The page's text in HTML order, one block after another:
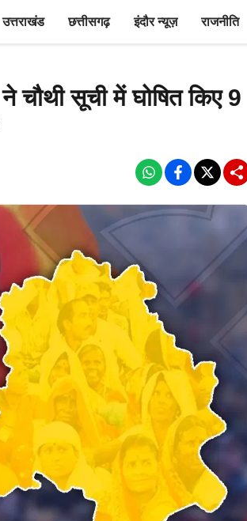
उत्तराखंड छत्तीसगढ़ इंदौर न्यूज़ राजनीति
सूची में घोषित किए 9